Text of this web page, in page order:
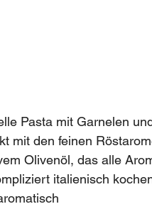
Pasta mit Garnelen
mit den feinen
Olivenöl, das alle
italienisch